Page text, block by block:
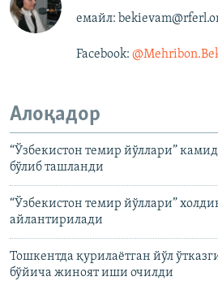
емайл:
Facebook:
Алоқадор
“Ўзбекистон темир йўллари”
бўлиб ташланди
“Ўзбекистон темир йўллари”
айлантирилади
Тошкентда қурилаётган йўл
бўйича жиноят иши очилди